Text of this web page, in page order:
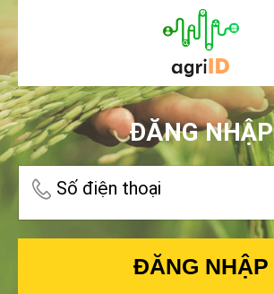
ĐĂNG NHẬP
Số điện thoại
ĐĂNG NHẬP